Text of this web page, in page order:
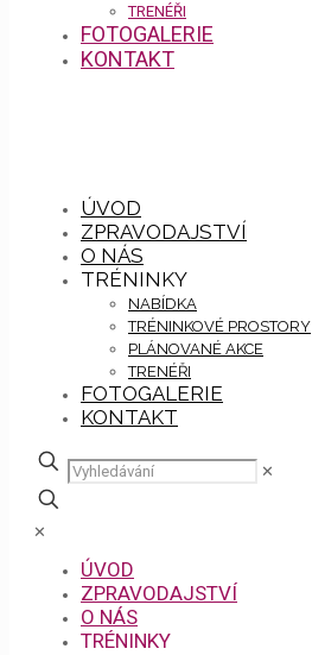
TRENÉŘI
FOTOGALERIE
KONTAKT
ÚVOD
ZPRAVODAJSTVÍ
O NÁS
TRÉNINKY
NABÍDKA
TRÉNINKOVÉ PROSTORY
PLÁNOVANÉ AKCE
TRENÉŘI
FOTOGALERIE
KONTAKT
✕
✕
ÚVOD
ZPRAVODAJSTVÍ
O NÁS
TRÉNINKY